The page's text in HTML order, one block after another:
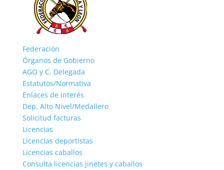
Federación
Órganos de Gobierno
AGO y C. Delegada
Estatutos/Normativa
Enlaces de interés
Dep. Alto Nivel/Medallero
Solicitud facturas
Licencias
Licencias deportistas
Licencias caballos
Consulta licencias jinetes y caballos